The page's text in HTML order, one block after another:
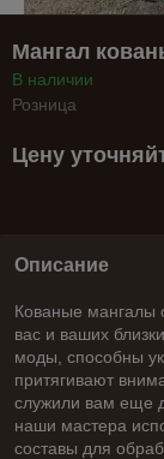
Мангал
В наличии
Розница
Цену
Описание
Кованые мангалы
вас и ваших
моды, способны
притягивают
служили вам еще
наши мастера
составы для